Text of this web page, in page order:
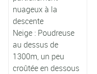
nuageux à la
descente
Neige : Poudreuse
au dessus de
1300m, un peu
croûtée en dessous